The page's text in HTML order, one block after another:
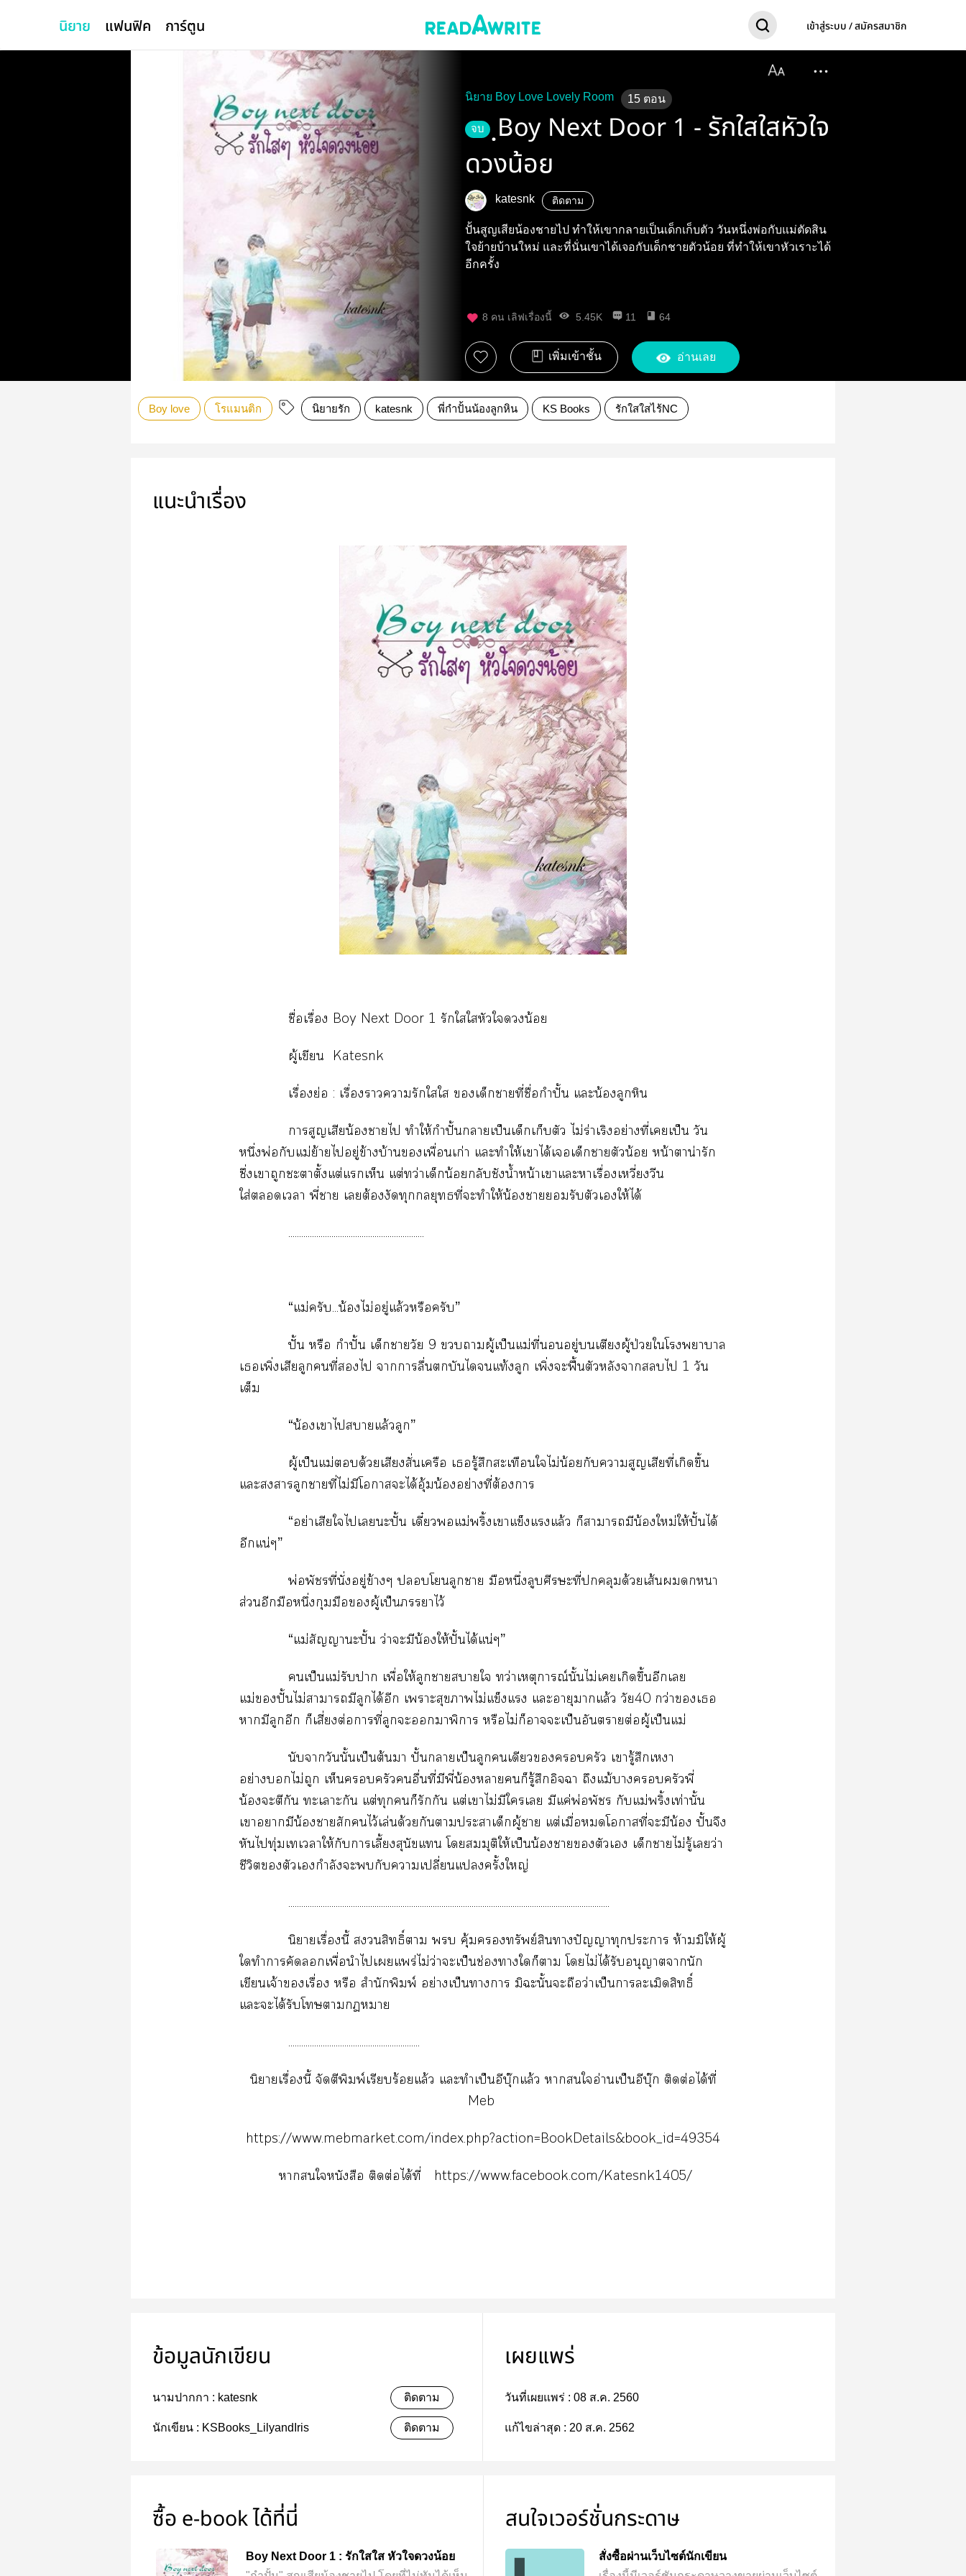
นิยาย แฟนฟิค การ์ตูน เข้าสู่ระบบ / สมัครสมาชิก
นิยาย Boy Love Lovely Room 15 ตอน
จบ
ฺBoy Next Door 1 - รักใสใสหัวใจ
ดวงน้อย
katesnk ติดตาม
ปั้นสูญเสียน้องชายไป ทำให้เขากลายเป็นเด็กเก็บตัว วันหนึ่งพ่อกับแม่ตัดสิน
ใจย้ายบ้านใหม่ และที่นั่นเขาได้เจอกับเด็กชายตัวน้อย ที่ทำให้เขาหัวเราะได้
อีกครั้ง
8 คน เลิฟเรื่องนี้ 5.45K 11 64
เพิ่มเข้าชั้น อ่านเลย
Boy love โรแมนติก นิยายรัก katesnk พี่กำปั้นน้องลูกหิน KS Books รักใสใสไร้NC
แนะนำเรื่อง
ชื่อเรื่อง Boy Next Door 1 รักใใหัวใน้อย
ผู้เขียน Katesnk
เรื่องย่อ : เรื่องาารักใใ เด็กาที่ชื่อกำปั้น แะน้องลูกหิน
าสูญเสียน้องาไ ทำให้กำปั้นาเป็นเด็กเก็บตัว ไม่ร่าเริงอย่างที่เเป็น วัน
หนึ่งพ่อกับแม่ย้ายไอยู่ข้างบ้านเพื่อนเก่า แะทำให้เาได้เเด็กาตัวน้อย หน้าตาน่ารัก
ซึ่งเาถูกะาตั้งแต่แเห็น แต่ทว่าเด็กน้อยกลับชังน้ำหน้าเาแะาเรื่องเหวี่ยงวีน
ใส่เา พี่า เต้องงัดทุกยุทธที่ะทำให้น้องารับตัวเให้ได้
...............................................................
“แม่ครับ...น้องไม่อยู่แล้วหรือครับ”
ปั้น หรือ กำปั้น เด็กาวัย 9 าผู้เป็นแม่ที่อยู่เตียงผู้ป่วยใโาา
เเพิ่งเสียลูกคนที่ไ าาลื่นบันไดแท้งลูก เพิ่งะฟื้นตัวหลังาไ 1 วัน
เต็ม
“น้องเาไาแล้วลูก”
ผู้เป็นแม่ด้วยเสียงสั่นเครือ เรู้สึกสะเทือนใไม่น้อยกับาสูญเสียที่เกิดขึ้น
แะาลูกาที่ไม่มีโาะได้อุ้มน้องอย่างที่ต้องา
“อย่าเสียใไเะปั้น เดี๋ยวแม่พริ้งเาแข็งแแล้ว ก็าามีน้ใหม่ให้ปั้นได้
อีกแน่ๆ”
พ่อพัชรที่นั่งอยู่ข้างๆ โลูกา มือหนึ่งลูบศีรษะที่คลุมด้วยเส้นา
ส่วนอีกมือหนึ่งกุมมือผู้เป็นาไว้
“แม่สัญญาะปั้น ว่าะมีน้ให้ปั้นได้แน่ๆ”
เป็นแม่รับา เพื่อให้ลูกาาใ ทว่าเหตุการณ์นั้นไม่เเกิดขึ้นอีกเ
แม่ปั้นไม่าามีลูกได้อีก เาะสุขาไม่แข็งแ แะอายุาแล้ว วัย40 กว่าเ
ามีลูกอีก ก็เสี่ยงต่อาที่ลูกะาพิการ หรือไม่ก็าะเป็นอันตรายต่อผู้เป็นแม่
นับาวันนั้นเป็นต้นา ปั้นาเป็นลูกเดียวครัว เารู้สึกเา
อย่างไม่ถูก เห็นครัวอื่นที่มีพี่น้องาก็รู้สึกอิจฉา ถึงแม้าครัวพี่
น้องะตีกัน ะเาะกัน แต่ทุกก็รักกัน แต่เาไม่มีใเ มีแค่พ่อพัชร กับแม่พริ้งเท่านั้น
เาามีน้าสักไว้เล่นด้วยกันาะาเด็กผู้า แต่เมื่อโาที่ะมีน้ ปั้นจึง
หันไทุ่มเเาให้กับาเลี้ยงสุนัขแ โสมมุติให้เป็นน้องาตัวเ เด็กาไม่รู้เว่า
ชีวิตตัวเกำลังะกับาเปลี่ยนแครั้งใหญ่
.....................................................................................................................................................
นิยายเรื่องนี้ สิทธิ์า บ คุ้มทรัพย์สินาปัญญาทุกะา ห้ามมิให้ผู้
ใทำาคัดเพื่อนำไเแพร่ไม่ว่าะเป็นช่องาใก็า โไม่ได้รับอนุญาตานัก
เขียนเจ้าเรื่อง หรือ สำนักพิมพ์ อย่างเป็นาา มิะนั้นะถือว่าเป็นาละเมิดสิทธิ์
แะะได้รับโาา
.............................................................
นิยายเรื่องนี้ จัดตีพิมพ์เรียบร้อยแล้ว แะทำเป็นอีบุ๊กแล้ว าใอ่านเป็นอีบุ๊ก ติดต่อได้ที่
Meb
https://www.mebmarket.com/index.php?action=BookDetails&book_id=49354
าใหนังสือ ติดต่อได้ที่ https://www.facebook.com/Katesnk1405/
ข้อมูลนักเขียน
นามปากกา : katesnk ติดตาม
นักเขียน : KSBooks_LilyandIris ติดตาม
เผยแพร่
วันที่เผยแพร่ : 08 ส.ค. 2560
แก้ไขล่าสุด : 20 ส.ค. 2562
ซื้อ e-book ได้ที่นี่
Boy Next Door 1 : รักใสใส หัวใจดวงน้อย
สนใจเวอร์ชั่นกระดาษ
สั่งซื้อผ่านเว็บไซต์นักเขียน